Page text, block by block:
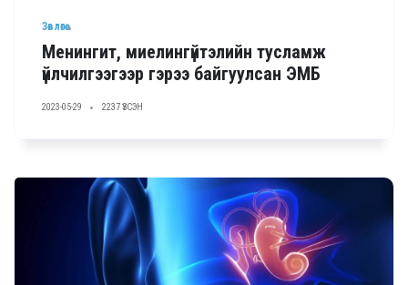
Зөвлөгөө
Менингит, миелингүйтэлийн тусламж
үйлчилгээгээр гэрээ байгуулсан ЭМБ
2023-05-29 2237 ҮЗСЭН